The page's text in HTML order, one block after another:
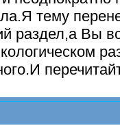
тему
раздел,а Вы